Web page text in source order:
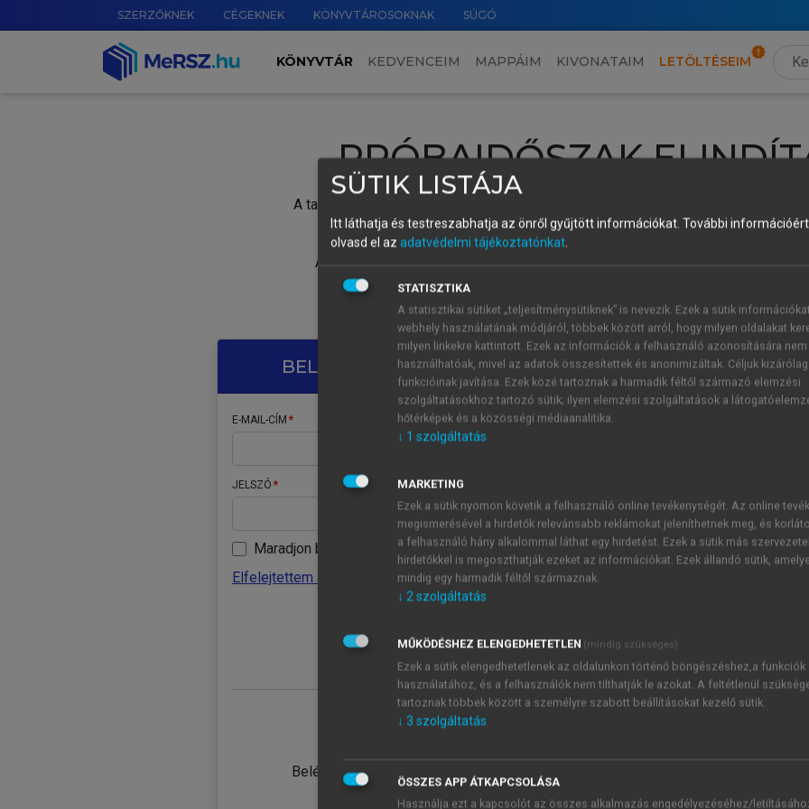
SZERZŐKNEK CÉGEKNEK KÖNYVTÁROSOKNAK SÚGÓ
KÖNYVTÁR KEDVENCEIM MAPPÁIM KIVONATAIM LETÖLTÉSEIM
PRÓBAIDŐSZAK
A tartalom megtekintéséhez lépj be a saját fiókoddal, iskolai azonosítóddal vagy
Új felhasználóként1 óra díjmentes hozzáférésrevagy
A próbaidőszak elindításához,
vagy hozz
A regisztráció után a
BELÉPÉS SAJÁT FIÓKKAL
E-MAIL-CÍM
JELSZÓ
Maradjon belépve
Elfelejtettem a jelszavamat
Belépés intézményi azonosítóval
ÚJ FIÓK
1 óra
JELSZÓ
Kérek értesítést a MeRSZ
Kérek értesítést az
SÜTIK LISTÁJA
Itt láthatja és testreszabhatja az önről gyűjtött információkat. További
olvasd el az adatvédelmi tájékoztatónkat.
STATISZTIKA
A statisztikai sütiket „teljesítménysütiknek” is nevezik. Ezek a sütik
webhely használatának módjáról, többek között arról, hogy milyen oldalakat
milyen linkekre kattintott. Ezek az információk a felhasználó azonosítására nem
használhatóak, mivel az adatok összesítettek és anonimizáltak. Céljuk
funkcióinak javítása. Ezek közé tartoznak a harmadik féltől származó elemzési
szolgáltatásokhoz tartozó sütik; ilyen elemzési szolgáltatások a
hőtérképek és a közösségi médiaanalitika.
↓ 1 szolgáltatás
MARKETING
Ezek a sütik nyomon követik a felhasználó online tevékenységét. Az online
megismerésével a hirdetők relevánsabb reklámokat jeleníthetnek meg, és
a felhasználó hány alkalommal láthat egy hirdetést. Ezek a sütik más
hirdetőkkel is megoszthatják ezeket az információkat. Ezek állandó sütik,
mindig egy harmadik féltől származnak.
↓ 2szolgáltatás
MŰKÖDÉSHEZ ELENGEDHETETLEN (mindig szükséges)
Ezek a sütik elengedhetetlenek az oldalunkon történő böngészéshez,a funkciók
használatához, és a felhasználók nem tilthatják le azokat. A feltétlenül
tartoznak többek között a személyre szabott beállításokat kezelő sütik.
↓ 3 szolgáltatás
ÖSSZES APP ÁTKAPCSOLÁSA
Használja ezt a kapcsolót az összes alkalmazás engedélyezéséhez/